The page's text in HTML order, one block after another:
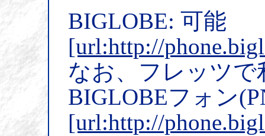
BIGLOBE: 可能
[url:http://
なお、フレッツで
BIGLOBEフォン
[url:http://